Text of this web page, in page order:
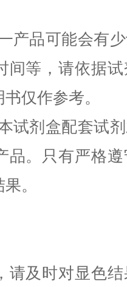
产品可能会有
间等，请依据
仅作参考。
试剂盒配套试
品。只有严格
。
请及时对显色